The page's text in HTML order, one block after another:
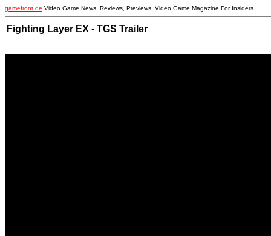
gamefront.de Video Game News, Reviews, Previews, Video Game Magazine For Insiders
Fighting Layer EX - TGS Trailer